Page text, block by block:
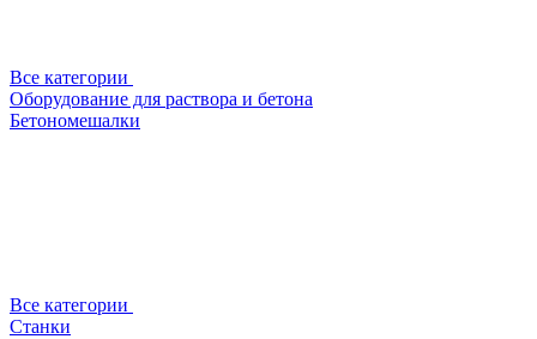
Все категории
Оборудование для раствора и бетона
Бетономешалки
Все категории
Станки